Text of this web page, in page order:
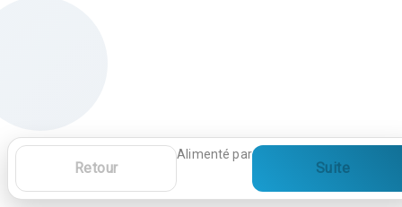
Retour
Alimenté par
Suite